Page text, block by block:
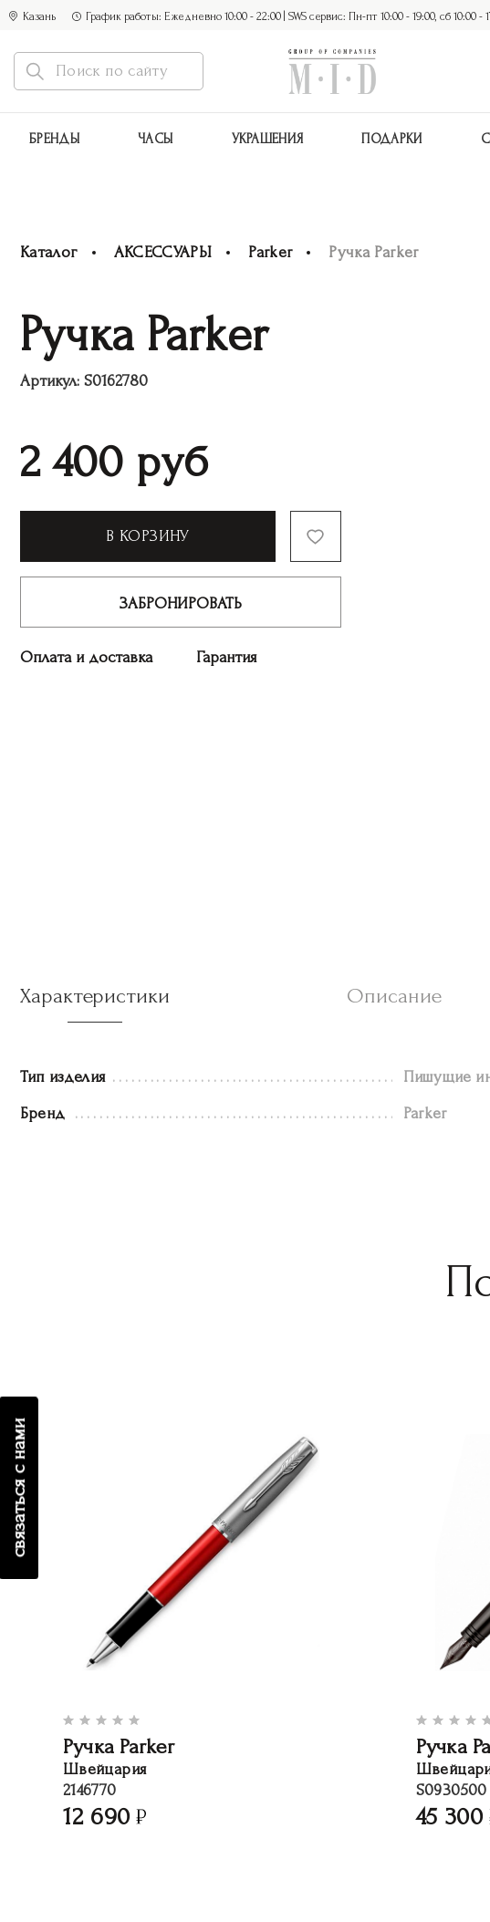
Казань График работы: Ежедневно 10:00 - 22:00 | SWS сервис: Пн-пт 10:00 - 19:00, сб 10:00 -
БРЕНДЫ ЧАСЫ УКРАШЕНИЯ ПОДАРКИ
связаться с нами
Каталог АКСЕССУАРЫ Parker Ручка Parker
Ручка Parker
Артикул: S0162780
2 400 руб
В КОРЗИНУ
ЗАБРОНИРОВАТЬ
Оплата и доставка Гарантия
Характеристики Описание
Тип изделия Пишущие
Бренд Parker
Ручка Parker
Швейцария
2146770
12 690
Ручка
S0930500
45 300